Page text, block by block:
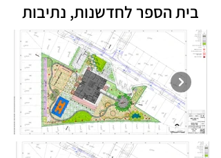
בית הספר לחדשנות, נתיבות